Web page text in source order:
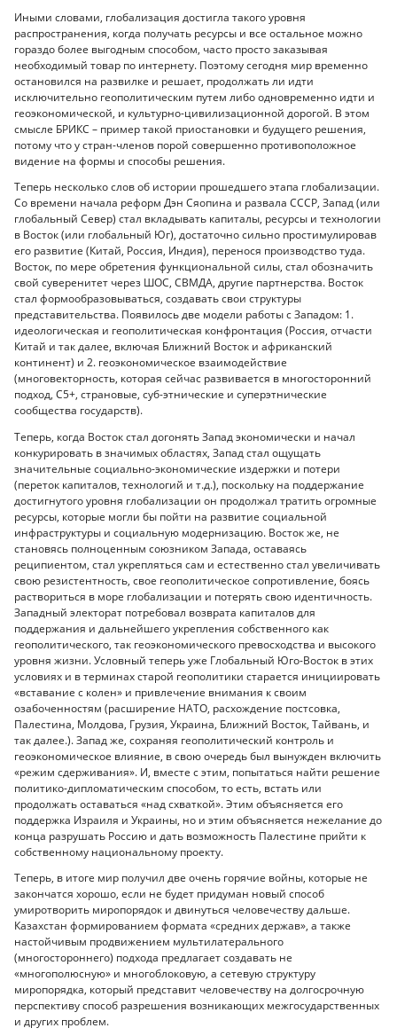
Иными словами, глобализация достигла такого уровня
распространения, когда получать ресурсы и все остальное можно
гораздо более выгодным способом, часто просто заказывая
необходимый товар по интернету. Поэтому сегодня мир временно
остановился на развилке и решает, продолжать ли идти
исключительно геополитическим путем либо одновременно идти и
геоэкономической, и культурно-цивилизационной дорогой. В этом
смысле БРИКС – пример такой приостановки и будущего решения,
потому что у стран-членов порой совершенно противоположное
видение на формы и способы решения.
Теперь несколько слов об истории прошедшего этапа глобализации.
Со времени начала реформ Дэн Сяопина и развала СССР, Запад (или
глобальный Север) стал вкладывать капиталы, ресурсы и технологии
в Восток (или глобальный Юг), достаточно сильно простимулировав
его развитие (Китай, Россия, Индия), перенося производство туда.
Восток, по мере обретения функциональной силы, стал обозначить
свой суверенитет через ШОС, СВМДА, другие партнерства. Восток
стал формообразовываться, создавать свои структуры
представительства. Появилось две модели работы с Западом: 1.
идеологическая и геополитическая конфронтация (Россия, отчасти
Китай и так далее, включая Ближний Восток и африканский
континент) и 2. геоэкономическое взаимодействие
(многовекторность, которая сейчас развивается в многосторонний
подход, С5+, страновые, суб-этнические и суперэтнические
сообщества государств).
Теперь, когда Восток стал догонять Запад экономически и начал
конкурировать в значимых областях, Запад стал ощущать
значительные социально-экономические издержки и потери
(переток капиталов, технологий и т.д.), поскольку на поддержание
достигнутого уровня глобализации он продолжал тратить огромные
ресурсы, которые могли бы пойти на развитие социальной
инфраструктуры и социальную модернизацию. Восток же, не
становясь полноценным союзником Запада, оставаясь
реципиентом, стал укрепляться сам и естественно стал увеличивать
свою резистентность, свое геополитическое сопротивление, боясь
раствориться в море глобализации и потерять свою идентичность.
Западный электорат потребовал возврата капиталов для
поддержания и дальнейшего укрепления собственного как
геополитического, так геоэкономического превосходства и высокого
уровня жизни. Условный теперь уже Глобальный Юго-Восток в этих
условиях и в терминах старой геополитики старается инициировать
«вставание с колен» и привлечение внимания к своим
озабоченностям (расширение НАТО, расхождение постсовка,
Палестина, Молдова, Грузия, Украина, Ближний Восток, Тайвань, и
так далее.). Запад же, сохраняя геополитический контроль и
геоэкономическое влияние, в свою очередь был вынужден включить
«режим сдерживания». И, вместе с этим, попытаться найти решение
политико-дипломатическим способом, то есть, встать или
продолжать оставаться «над схваткой». Этим объясняется его
поддержка Израиля и Украины, но и этим объясняется нежелание до
конца разрушать Россию и дать возможность Палестине прийти к
собственному национальному проекту.
Теперь, в итоге мир получил две очень горячие войны, которые не
закончатся хорошо, если не будет придуман новый способ
умиротворить миропорядок и двинуться человечеству дальше.
Казахстан формированием формата «средних держав», а также
настойчивым продвижением мультилатерального
(многостороннего) подхода предлагает создавать не
«многополюсную» и многоблоковую, а сетевую структуру
миропорядка, который представит человечеству на долгосрочную
перспективу способ разрешения возникающих межгосударственных
и других проблем.